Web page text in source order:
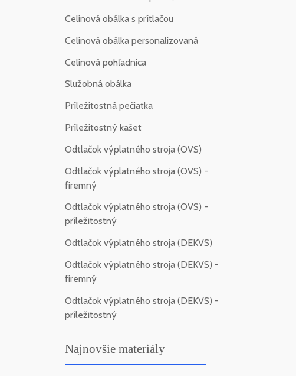
Celinová obálka s prítlačou
Celinová obálka personalizovaná
Celinová pohľadnica
Služobná obálka
Príležitostná pečiatka
Príležitostný kašet
Odtlačok výplatného stroja (OVS)
Odtlačok výplatného stroja (OVS) -
firemný
Odtlačok výplatného stroja (OVS) -
príležitostný
Odtlačok výplatného stroja (DEKVS)
Odtlačok výplatného stroja (DEKVS) -
firemný
Odtlačok výplatného stroja (DEKVS) -
príležitostný
Najnovšie materiály